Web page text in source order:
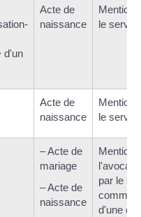
d'un
Acte de
naissance
Mention
le
Acte de
naissance
Mention
le
– Acte de
mariage
– Acte de
naissance
Mention
l'avocat
par le
d'une